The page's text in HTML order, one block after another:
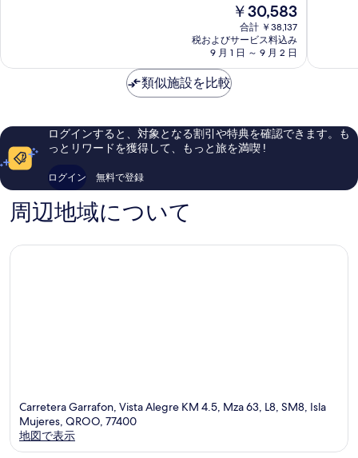
を
る
真
示
す
る
ム
ス
ダ
ル
ン
リ
セ
素
い、
コ
ミ
件
の
コ
現
在
の
料
金
は
￥30,583
合計 ￥38,137
税およびサービス料込み
9 月 1 日 ～ 9 月 2 日
レ
シ
ー
ン
ー
に
し
い、
の
類似施設を比較
ログインすると、対象となる割引や特典を確認できます。も
っとリワードを獲得して、もっと旅を満喫 !
ログイン 無料で登録
周辺地域について
Carretera Garrafon, Vista Alegre KM 4.5, Mza 63, L8, SM8, Isla
Mujeres, QROO, 77400
地図で表示